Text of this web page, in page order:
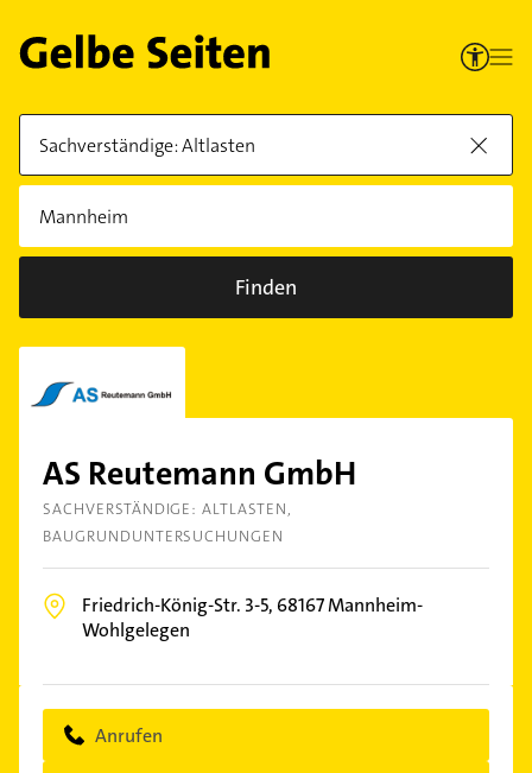
Finden
AS Reutemann GmbH
SACHVERSTÄNDIGE: ALTLASTEN
BAUGRUNDUNTERSUCHUNGEN
Friedrich-König-Str. 3-5, 68167Mannheim-
Wohlgelegen
Anrufen